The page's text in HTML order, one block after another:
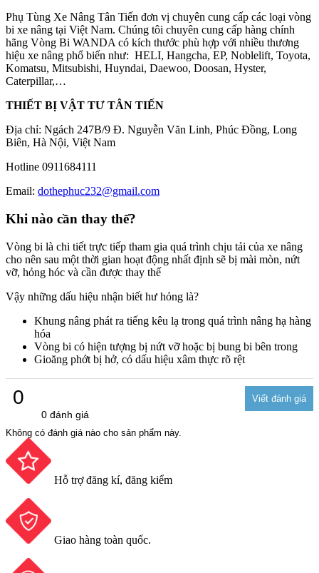
Phụ Tùng Xe Nâng Tân Tiến đơn vị chuyên cung cấp các loại vòng
bi xe nâng tại Việt Nam. Chúng tôi chuyên cung cấp hàng chính
hãng Vòng Bi WANDA có kích thước phù hợp với nhiều thương
hiệu xe nâng phổ biến như: HELI, Hangcha, EP, Noblelift, Toyota,
Komatsu, Mitsubishi, Huyndai, Daewoo, Doosan, Hyster,
Caterpillar,…
THIẾT BỊ VẬT TƯ TÂN TIẾN
Địa chỉ: Ngách 247B/9 Đ. Nguyễn Văn Linh, Phúc Đồng, Long
Biên, Hà Nội, Việt Nam
Hotline 0911684111
Email: dothephuc232@gmail.com
Khi nào cần thay thế?
Vòng bi là chi tiết trực tiếp tham gia quá trình chịu tải của xe nâng
cho nên sau một thời gian hoạt động nhất định sẽ bị mài mòn, nứt
vỡ, hỏng hóc và cần được thay thế
Vậy những dấu hiệu nhận biết hư hỏng là?
Khung nâng phát ra tiếng kêu lạ trong quá trình nâng hạ hàng
hóa
Vòng bi có hiện tượng bị nứt vỡ hoặc bị bung bi bên trong
Gioăng phớt bị hở, có dấu hiệu xâm thực rõ rệt
0
0 đánh giá
Không có đánh giá nào cho sản phẩm này.
Hỗ trợ đăng kí, đăng kiểm
Giao hàng toàn quốc.